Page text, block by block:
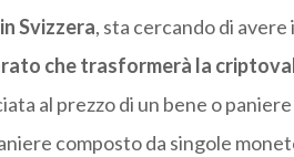
Svizzera, sta cercando di avere
che trasformerà la
al prezzo di un bene o
composto da singole